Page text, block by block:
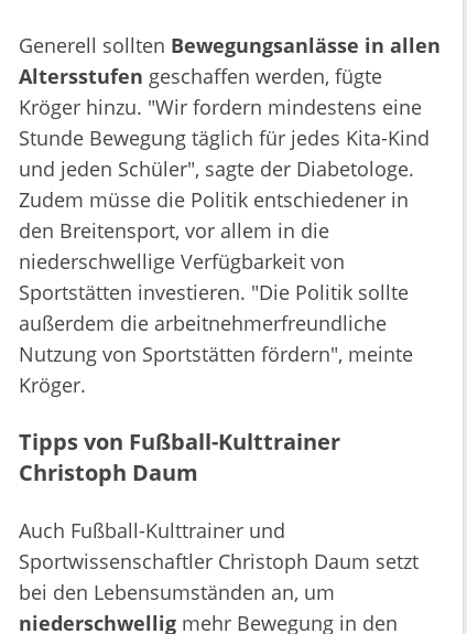
Generell sollten Bewegungsanlässe in allen
Altersstufen geschaffen werden, fügte
Kröger hinzu. "Wir fordern mindestens eine
Stunde Bewegung täglich für jedes Kita-Kind
und jeden Schüler", sagte der Diabetologe.
Zudem müsse die Politik entschiedener in
den Breitensport, vor allem in die
niederschwellige Verfügbarkeit von
Sportstätten investieren. "Die Politik sollte
außerdem die arbeitnehmerfreundliche
Nutzung von Sportstätten fördern", meinte
Kröger.
Tipps von Fußball-Kulttrainer
Christoph Daum
Auch Fußball-Kulttrainer und
Sportwissenschaftler Christoph Daum setzt
bei den Lebensumständen an, um
niederschwellig mehr Bewegung in den